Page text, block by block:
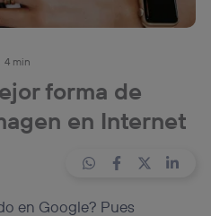
4 min
forma de
en Internet
en Google? Pues